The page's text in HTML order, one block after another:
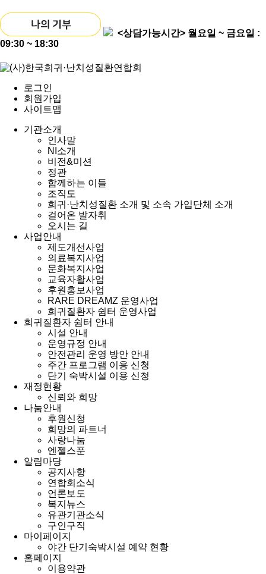
<상담가능시간> 월요일 ~ 금요일 :
09:30 ~ 18:30
로그인
회원가입
사이트맵
기관소개
인사말
NI소개
비전&미션
정관
함께하는 이들
조직도
희귀·난치성질환 소개 및 소속 가입단체 소개
걸어온 발자취
오시는 길
사업안내
제도개선사업
의료복지사업
문화복지사업
교육자활사업
후원홍보사업
RARE DREAMZ 운영사업
희귀질환자 쉼터 운영사업
희귀질환자 쉼터 안내
시설 안내
운영규정 안내
안전관리 운영 방안 안내
주간 프로그램 이용 신청
단기 숙박시설 이용 신청
재정현황
신뢰와 희망
나눔안내
후원신청
희망의 파트너
사랑나눔
엔젤스푼
알림마당
공지사항
연합회소식
언론보도
복지뉴스
유관기관소식
구인구직
마이페이지
야간 단기숙박시설 예약 현황
홈페이지
이용약관